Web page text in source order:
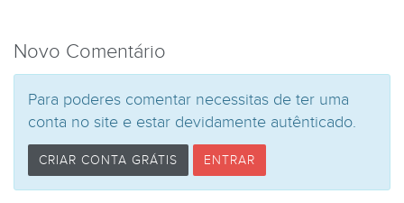
Novo Comentário
Para poderes comentar necessitas de ter uma
conta no site e estar devidamente autênticado.
CRIAR CONTA GRÁTIS ENTRAR